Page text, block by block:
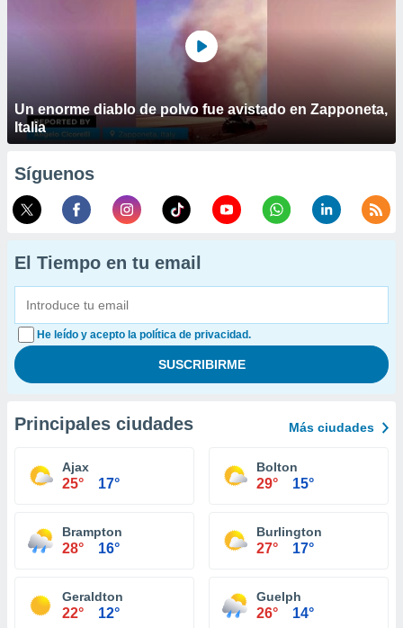
Un enorme diablo de polvo fue avistado en Zapponeta,
Italia
Síguenos
El Tiempo en tu email
He leído y acepto la política de privacidad.
Principales ciudades Más ciudades
Ajax
25° 17°
Bolton
29° 15°
Brampton
28° 16°
Burlington
27° 17°
Geraldton
22° 12°
Guelph
26° 14°